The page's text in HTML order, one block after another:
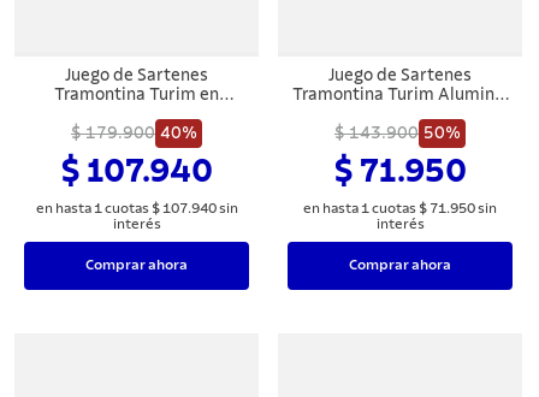
Juego de Sartenes
Tramontina Turim en
Interno y Externo
Antiadherente Starflon Max
Rojo 3 Piezas
$ 179.900 40%
$ 107.940
en hasta 1 cuotas $ 107.940sin
interés
Comprar ahora
Juego de Sartenes
Tramontina Turim Aluminio
Piezas
$ 143.900 50%
$ 71.950
en hasta 1 cuotas $ 71 .950sin
interés
Comprar ahora